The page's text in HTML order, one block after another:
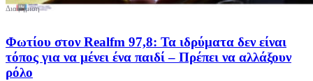
Φωτίου στον Realfm 97,8: Τα ιδρύματα δεν είναι
τόπος για να μένει ένα παιδί – Πρέπει να αλλάξουν
ρόλο